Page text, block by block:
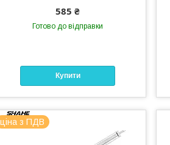
585 ₴
Готово до відправки
Купити
ціна з ПДВ